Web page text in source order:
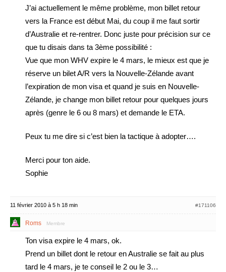
J’ai actuellement le même problème, mon billet retour
vers la France est début Mai, du coup il me faut sortir
d’Australie et re-rentrer. Donc juste pour précision sur ce
que tu disais dans ta 3ème possibilité :
Vue que mon WHV expire le 4 mars, le mieux est que je
réserve un bilet A/R vers la Nouvelle-Zélande avant
l’expiration de mon visa et quand je suis en Nouvelle-
Zélande, je change mon billet retour pour quelques jours
après (genre le 6 ou 8 mars) et demande le ETA.
Peux tu me dire si c’est bien la tactique à adopter….
Merci pour ton aide.
Sophie
11 février 2010 à 5 h 18 min #171106
Roms Membre
Ton visa expire le 4 mars, ok.
Prend un billet dont le retour en Australie se fait au plus
tard le 4 mars, je te conseil le 2 ou le 3…